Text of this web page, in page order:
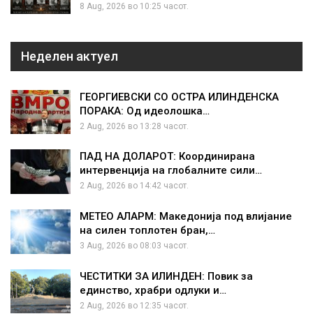
8 Aug, 2026 во 10:25 часот.
Неделен актуел
ГЕОРГИЕВСКИ СО ОСТРА ИЛИНДЕНСКА
ПОРАКА: Од идеолошка…
2 Aug, 2026 во 13:28 часот.
ПАД НА ДОЛАРОТ: Координирана
интервенција на глобалните сили…
2 Aug, 2026 во 14:42 часот.
МЕТЕО АЛАРМ: Македонија под влијание
на силен топлотен бран,…
3 Aug, 2026 во 08:03 часот.
ЧЕСТИТКИ ЗА ИЛИНДЕН: Повик за
единство, храбри одлуки и…
2 Aug, 2026 во 12:35 часот.